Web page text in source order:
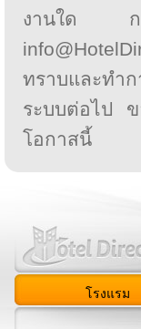
งานใด
ทราบและท
ระบบต่อไป
โอกาสนี้
โรงแรม